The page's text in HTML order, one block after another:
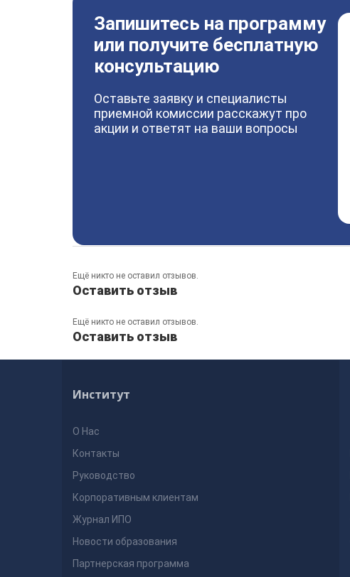
Запишитесь на программу
или получите бесплатную
консультацию
Оставьте заявку и специалисты
приемной комиссии расскажут про
акции и ответят на ваши вопросы
Ещё никто не оставил отзывов.
Оставить отзыв
Ещё никто не оставил отзывов.
Оставить отзыв
Институт
О Нас
Контакты
Руководство
Корпоративным клиентам
Журнал ИПО
Новости образования
Партнерская программа